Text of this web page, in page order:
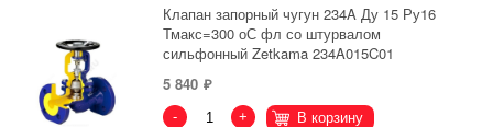
Клапан запорный чугун 234A Ду 15 Ру16
Тмакс=300 оС фл со штурвалом
сильфонный Zetkama 234A015C01
5 840
- + В корзину